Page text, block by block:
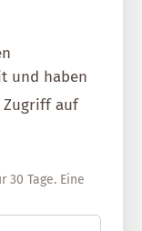
und haben
Zugriff auf
Tage. Eine